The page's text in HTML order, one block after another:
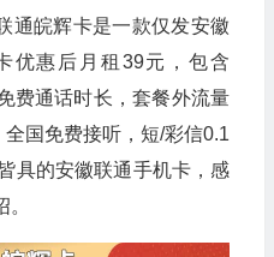
通皖辉卡是一款仅发安徽
优惠后月租39元，包含
费通话时长，套餐外流量
国免费接听，短/彩信0.1
具的安徽联通手机卡，感